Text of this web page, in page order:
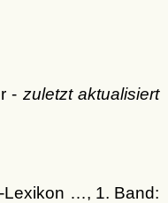
- zuletzt aktualisiert
Lexikon …, 1. Band: